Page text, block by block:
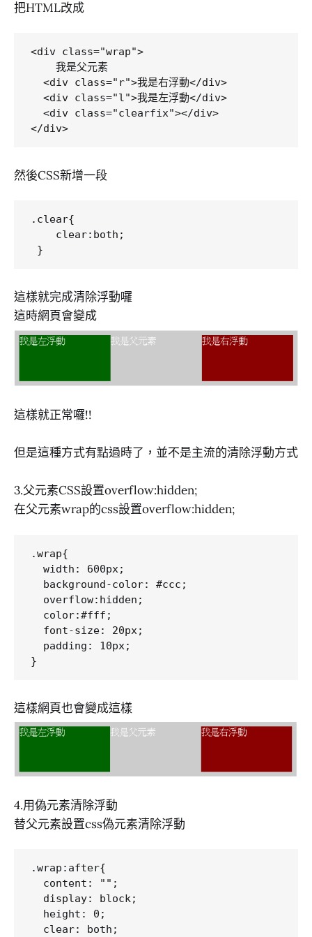
把HTML改成
<div class="wrap">
    我是父元素
  <div class="r">我是右浮動</div>
  <div class="l">我是左浮動</div>
  <div class="clearfix"></div>
然後CSS新增一段
.clear{
    clear:both;
這樣就完成清除浮動囉
這時網頁會變成
這樣就正常囉!!
但是這種方式有點過時了，並不是主流的清除浮動方式
3.父元素CSS設置overflow:hidden;
在父元素wrap的css設置overflow:hidden;
.wrap{
  width: 600px;
  background-color: #ccc;
  overflow:hidden;
  color:#fff;
  font-size: 20px;
  padding: 10px;
這樣網頁也會變成這樣
4.用偽元素清除浮動
替父元素設置css偽元素清除浮動
.wrap:after{
  content: "";
  display: block;
  height: 0;
  clear: both;